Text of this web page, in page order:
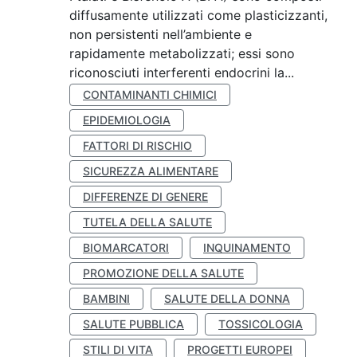
diffusamente utilizzati come plasticizzanti,
non persistenti nell’ambiente e
rapidamente metabolizzati; essi sono
riconosciuti interferenti endocrini la...
CONTAMINANTI CHIMICI
EPIDEMIOLOGIA
FATTORI DI RISCHIO
SICUREZZA ALIMENTARE
DIFFERENZE DI GENERE
TUTELA DELLA SALUTE
BIOMARCATORI
INQUINAMENTO
PROMOZIONE DELLA SALUTE
BAMBINI
SALUTE DELLA DONNA
SALUTE PUBBLICA
TOSSICOLOGIA
STILI DI VITA
PROGETTI EUROPEI